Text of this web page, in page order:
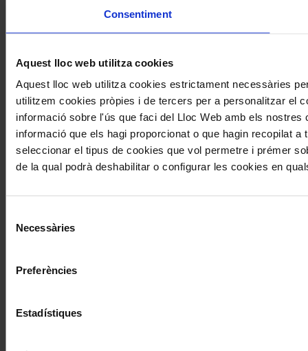
Consentiment
Aquest lloc web utilitza cookies
Aquest lloc web utilitza cookies estrictament necessàries
utilitzem cookies pròpies i de tercers per a personalitzar el
informació sobre l'ús que faci del Lloc Web amb els
informació que els hagi proporcionat o que hagin recopilat
seleccionar el tipus de cookies que vol permetre i prémer
de la qual podrà deshabilitar o configurar les cookies en
Necessàries
Preferències
Estadístiques